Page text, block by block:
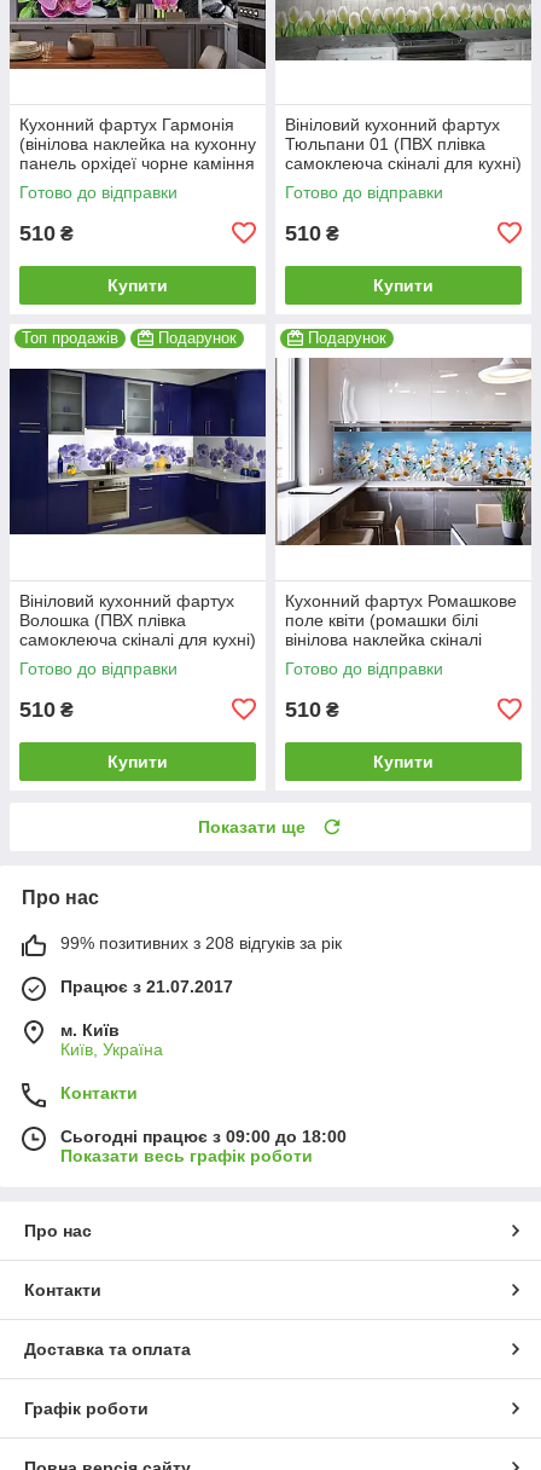
Кухонний фартух Гармонія
(вінілова наклейка на кухонну
панель орхідеї чорне каміння
бамбук) 600*2000 мм
Готово до відправки
510 ₴
Купити
Вініловий кухонний фартух
Тюльпани 01 (ПВХ плівка
самоклеюча скіналі для кухні)
600*2000 мм
Готово до відправки
510 ₴
Купити
Топ продажів Подарунок
Вініловий кухонний фартух
Волошка (ПВХ плівка
самоклеюча скіналі для кухні)
600*2000 мм
Готово до відправки
510 ₴
Купити
Подарунок
Кухонний фартух Ромашкове
поле квіти (ромашки білі
вінілова наклейка скіналі
плівка) 600*2000 мм
Готово до відправки
510 ₴
Купити
Показати ще
Про нас
99% позитивних з 208 відгуків за рік
Працює з 21.07.2017
м. Київ
Київ, Україна
Контакти
Сьогодні працює з 09:00 до 18:00
Показати весь графік роботи
Про нас
Контакти
Доставка та оплата
Графік роботи